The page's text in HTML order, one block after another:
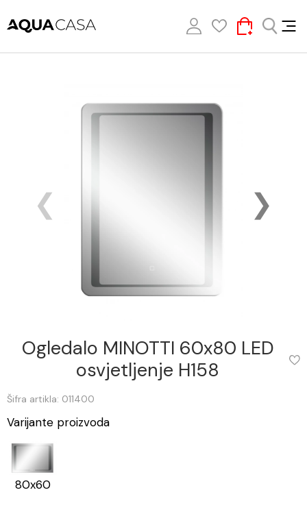
Ogledalo MINOTTI 60x80 LED
osvjetljenje H158
Šifra artikla: 011400
Varijante proizvoda
80x60